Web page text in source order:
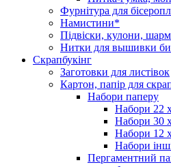
Фурнітура для
Намистини*
Підвіски, кулони,
Нитки для вышивки
Скрапбукінг
Заготовки для листівок
Картон, папір для
Набори паперу
Набори 22
Набори 30
Набори 12
Набори
Пергаментний